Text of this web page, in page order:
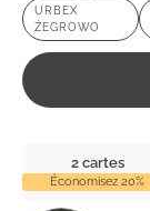
URBEX
ŻEGROWO
2 cartes
Économisez 20%